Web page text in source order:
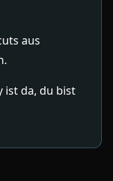
aus
ist da, du bist